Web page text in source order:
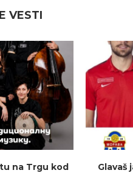
VESTI
na Trgu kod
Glavaš